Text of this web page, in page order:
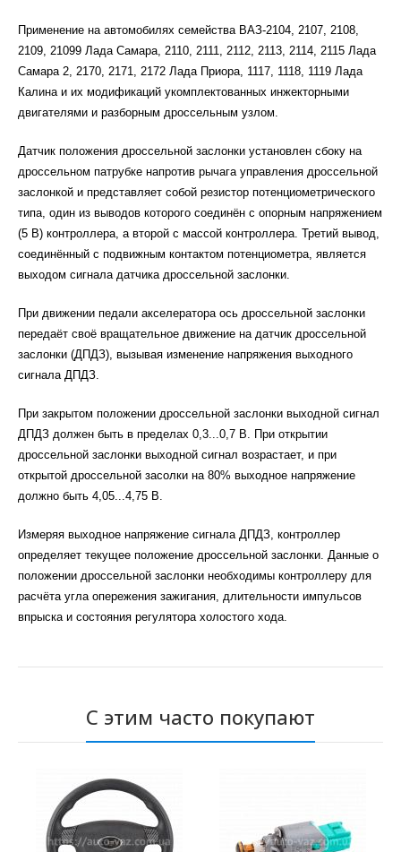
Применение на автомобилях семейства ВАЗ-2104, 2107, 2108,
2109, 21099 Лада Самара, 2110, 2111, 2112, 2113, 2114, 2115 Лада
Самара 2, 2170, 2171, 2172 Лада Приора, 1117, 1118, 1119 Лада
Калина и их модификаций укомплектованных инжекторными
двигателями и разборным дроссельным узлом.
Датчик положения дроссельной заслонки установлен сбоку на
дроссельном патрубке напротив рычага управления дроссельной
заслонкой и представляет собой резистор потенциометрического
типа, один из выводов которого соединён с опорным напряжением
(5 В) контроллера, а второй с массой контроллера. Третий вывод,
соединённый с подвижным контактом потенциометра, является
выходом сигнала датчика дроссельной заслонки.
При движении педали акселератора ось дроссельной заслонки
передаёт своё вращательное движение на датчик дроссельной
заслонки (ДПДЗ), вызывая изменение напряжения выходного
сигнала ДПДЗ.
При закрытом положении дроссельной заслонки выходной сигнал
ДПДЗ должен быть в пределах 0,3...0,7 В. При открытии
дроссельной заслонки выходной сигнал возрастает, и при
открытой дроссельной засолки на 80% выходное напряжение
должно быть 4,05...4,75 В.
Измеряя выходное напряжение сигнала ДПДЗ, контроллер
определяет текущее положение дроссельной заслонки. Данные о
положении дроссельной заслонки необходимы контроллеру для
расчёта угла опережения зажигания, длительности импульсов
впрыска и состояния регулятора холостого хода.
С этим часто покупают